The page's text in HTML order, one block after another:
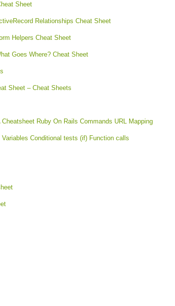
Sheet
Relationships Cheat Sheet
Helpers Cheat Sheet
Goes Where? Cheat Sheet
Sheet – Cheat Sheets
Cheatsheet Ruby On Rails Commands URL Mapping
Variables Conditional tests (if) Function calls